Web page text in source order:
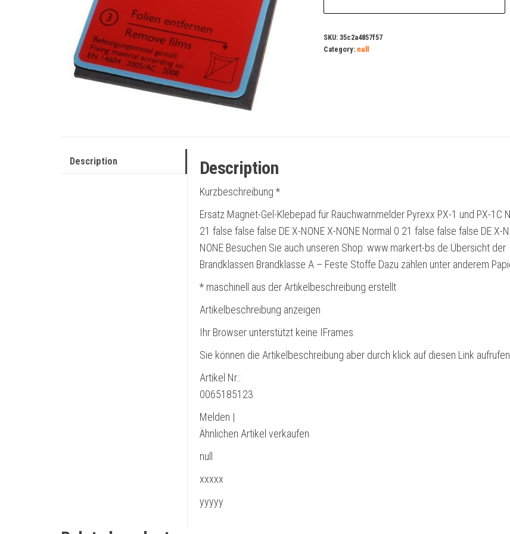
SKU: 35c2a4857f57
Category: null
Description Description
Kurzbeschreibung *
Ersatz Magnet-Gel-Klebepad für Rauchwarnmelder Pyrexx PX-1 und PX-1C
21 false false false DE X-NONE X-NONE Normal 0 21 false false false DE X-
NONE Besuchen Sie auch unseren Shop: www.markert-bs.de Übersicht der
Brandklassen Brandklasse A – Feste Stoffe Dazu zählen unter anderem
* maschinell aus der Artikelbeschreibung erstellt
Artikelbeschreibung anzeigen
Ihr Browser unterstützt keine IFrames.
Sie können die Artikelbeschreibung aber durch klick auf diesen Link aufrufen.
Artikel Nr.:
0065185123
Melden |
Ähnlichen Artikel verkaufen
null
xxxxx
yyyyy